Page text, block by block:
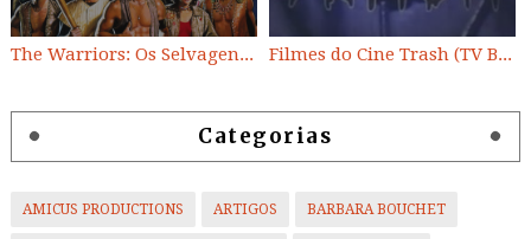
The Warriors: Os Selvagens da Noite Filmes do Cine Trash (TV BAND)
Categorias
AMICUS PRODUCTIONS ARTIGOS BARBARA BOUCHET